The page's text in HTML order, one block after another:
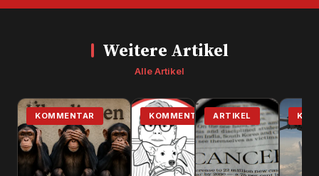
Weitere Artikel
Alle Artikel
KOMMENTAR KOMMENTAR ARTIKEL